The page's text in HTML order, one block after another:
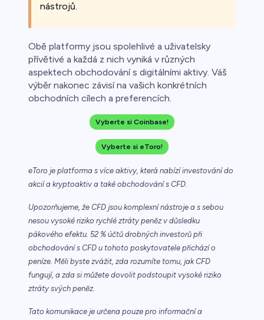
nástrojů.
Obě platformy jsou spolehlivé a uživatelsky
přívětivé a každá z nich vyniká v různých
aspektech obchodování s digitálními aktivy. Váš
výběr nakonec závisí na vašich konkrétních
obchodních cílech a preferencích.
Vyberte si Coinbase!
Vyberte si eToro!
eToro je platforma s více aktivy, která nabízí investování do
akcií a kryptoaktiv a také obchodování s CFD.
Upozorňujeme, že CFD jsou komplexní nástroje a s sebou
nesou vysoké riziko rychlé ztráty peněz v důsledku
pákového efektu. 52 % účtů drobných investorů při
obchodování s CFD u tohoto poskytovatele přichází o
peníze. Měli byste zvážit, zda rozumíte tomu, jak CFD
fungují, a zda si můžete dovolit podstoupit vysoké riziko
ztráty svých peněz.
Tato komunikace je určena pouze pro informační a